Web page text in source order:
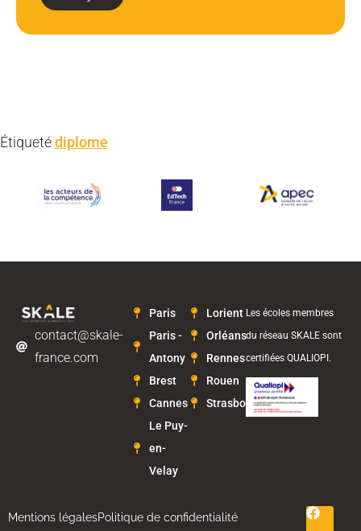
Étiquetédiplome
contact@skale-
france.com
Paris
Paris -
Antony
Brest
Cannes
Le Puy-
en-
Velay
Lorient
Orléans
Rennes
Rouen
Strasbourg
Les écoles membres
du réseau SKALE sont
certifiées QUALIOPI.
Mentions légalesPolitique de confidentialité